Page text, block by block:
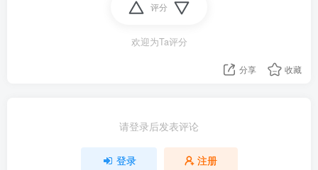
评分
欢迎为Ta评分
分享 收藏
请登录后发表评论
登录 注册